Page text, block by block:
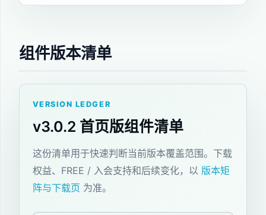
组件版本清单
VERSION LEDGER
v3.0.2 首页版组件清单
这份清单用于快速判断当前版本覆盖范围。下载
权益、FREE / 入会支持和后续变化，以 版本矩
阵与下载页 为准。